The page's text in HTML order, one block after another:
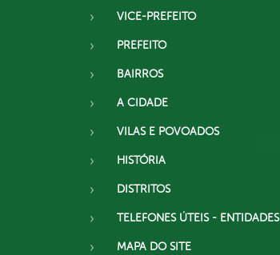
VICE-PREFEITO
PREFEITO
BAIRROS
A CIDADE
VILAS E POVOADOS
HISTÓRIA
DISTRITOS
TELEFONES ÚTEIS - ENTIDADES
MAPA DO SITE